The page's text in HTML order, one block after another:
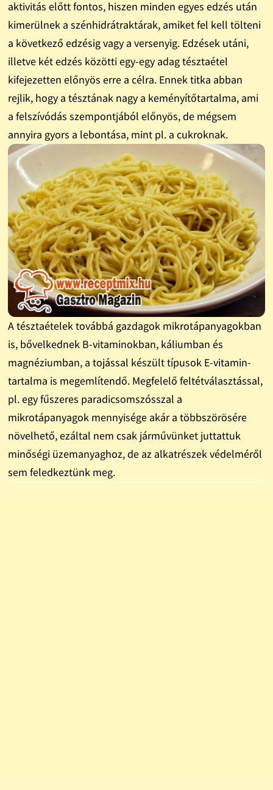
aktivitás előtt fontos, hiszen minden egyes edzés után
kimerülnek a szénhidrátraktárak, amiket fel kell tölteni
a következő edzésig vagy a versenyig. Edzések utáni,
illetve két edzés közötti egy-egy adag tésztaétel
kifejezetten előnyös erre a célra. Ennek titka abban
rejlik, hogy a tésztának nagy a keményítőtartalma, ami
a felszívódás szempontjából előnyös, de mégsem
annyira gyors a lebontása, mint pl. a cukroknak.
A tésztaételek továbbá gazdagok mikrotápanyagokban
is, bővelkednek B-vitaminokban, káliumban és
magnéziumban, a tojással készült típusok E-vitamin-
tartalma is megemlítendő. Megfelelő feltétválasztással,
pl. egy fűszeres paradicsomszósszal a
mikrotápanyagok mennyisége akár a többszörösére
növelhető, ezáltal nem csak járművünket juttattuk
minőségi üzemanyaghoz, de az alkatrészek védelméről
sem feledkeztünk meg.